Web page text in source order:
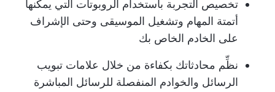
تخصيص التجربة باستخدام الروبوتات التي يمكنها
أتمتة المهام وتشغيل الموسيقى وحتى الإشراف
على الخادم الخاص بك
نظِّم محادثاتك بكفاءة من خلال علامات تبويب
الرسائل والخوادم المنفصلة للرسائل المباشرة